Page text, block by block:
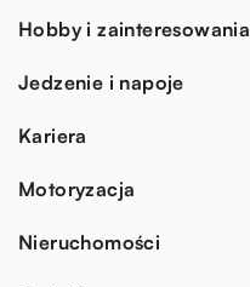
Hobby i zainteresowania
Jedzenie i napoje
Kariera
Motoryzacja
Nieruchomości